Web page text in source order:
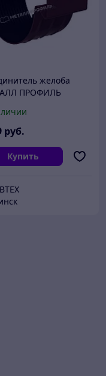
желоба
ПРОФИЛЬ
,Белый)
руб.
Купить